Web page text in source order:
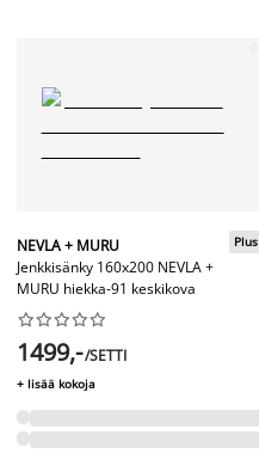
NEVLA + MURU
Jenkkisänky 160x200 NEVLA +
MURU hiekka-91 keskikova
Plus






1499,-/SETTI
+ lisää kokoja